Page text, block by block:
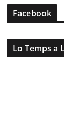
Facebook
Lo Temps a